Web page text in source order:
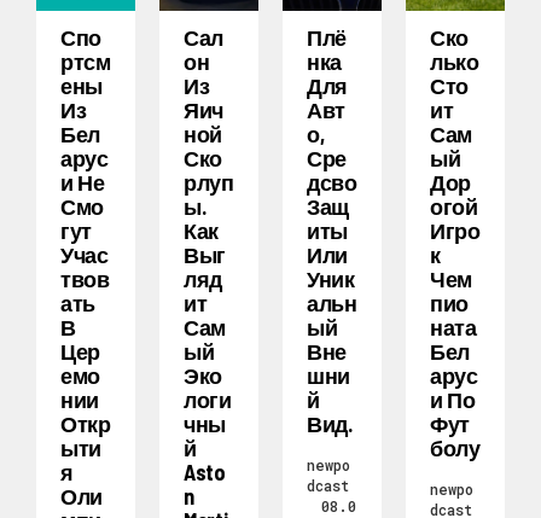
Спо
Ртсм
Ены
Из
Бел
Арус
И Не
Смо
Гут
Учас
Твов
Ать
В
Цер
Емо
Нии
Откр
Ыти
Я
Оли
Сал
Он
Из
Яич
Ной
Ско
Рлуп
Ы.
Как
Выг
Ляд
Ит
Сам
Ый
Эко
Логи
Чны
Й
Asto
N
Плё
Нка
Для
Авт
О,
Сре
Дсво
Защ
Иты
Или
Уник
Альн
Ый
Вне
Шни
Й
Вид.
newpo
dcast
08.0
Ско
Лько
Сто
Ит
Сам
Ый
Дор
Огой
Игро
К
Чем
Пио
Ната
Бел
Арус
И По
Фут
Болу
newpo
dcast